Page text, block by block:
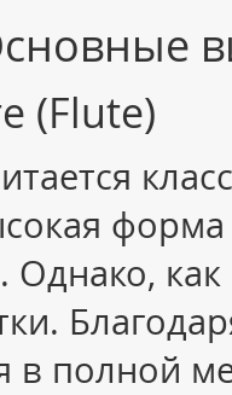
(Flute)
форма
Однако,
в полной